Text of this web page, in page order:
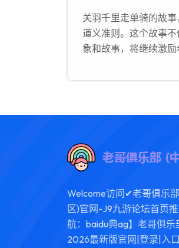
关羽千里走单骑的故
道义准则。这个故事
象和故事，将继续激
Welcome访问✔老哥俱乐
区)官网-J9九游论坛首页
航：baidu典ag】老哥俱乐
2026最新版官网|登录|入